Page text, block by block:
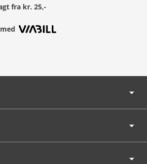
fra kr. 25,-